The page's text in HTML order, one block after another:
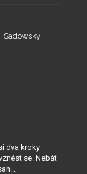
Sadowsky
dva kroky
se. Nebát